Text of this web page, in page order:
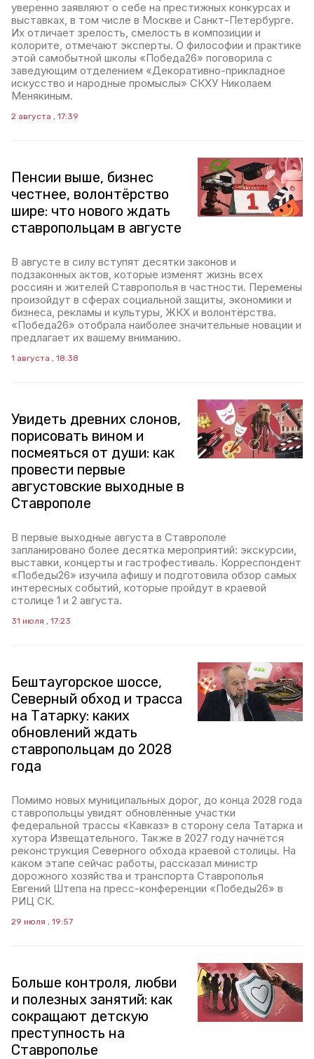
уверенно заявляют о себе на престижных конкурсах и
выставках, в том числе в Москве и Санкт-Петербурге.
Их отличает зрелость, смелость в композиции и
колорите, отмечают эксперты. О философии и практике
этой самобытной школы «Победа26» поговорила с
заведующим отделением «Декоративно-прикладное
искусство и народные промыслы» СКХУ Николаем
Менякиным.
2 августа , 17:39
Пенсии выше, бизнес
честнее, волонтёрство
шире: что нового ждать
ставропольцам в августе
В августе в силу вступят десятки законов и
подзаконных актов, которые изменят жизнь всех
россиян и жителей Ставрополья в частности. Перемены
произойдут в сферах социальной защиты, экономики и
бизнеса, рекламы и культуры, ЖКХ и волонтёрства.
«Победа26» отобрала наиболее значительные новации и
предлагает их вашему вниманию.
1 августа , 18:38
Увидеть древних слонов,
порисовать вином и
посмеяться от души: как
провести первые
августовские выходные в
Ставрополе
В первые выходные августа в Ставрополе
запланировано более десятка мероприятий: экскурсии,
выставки, концерты и гастрофестиваль. Корреспондент
«Победы26» изучила афишу и подготовила обзор самых
интересных событий, которые пройдут в краевой
столице 1 и 2 августа.
31 июля , 17:23
Бештаугорское шоссе,
Северный обход и трасса
на Татарку: каких
обновлений ждать
ставропольцам до 2028
года
Помимо новых муниципальных дорог, до конца 2028 года
ставропольцы увидят обновлённые участки
федеральной трассы «Кавказ» в сторону села Татарка и
хутора Извещательного. Также в 2027 году начнётся
реконструкция Северного обхода краевой столицы. На
каком этапе сейчас работы, рассказал министр
дорожного хозяйства и транспорта Ставрополья
Евгений Штепа на пресс-конференции «Победы26» в
РИЦ СК.
29 июля , 19:57
Больше контроля, любви
и полезных занятий: как
сокращают детскую
преступность на
Ставрополье